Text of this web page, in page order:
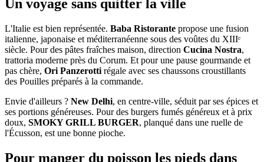
Un voyage sans quitter la ville
L'Italie est bien représentée. Baba Ristorante propose une fusion
italienne, japonaise et méditerranéenne sous des voûtes du XIIIᵉ
siècle. Pour des pâtes fraîches maison, direction Cucina Nostra,
trattoria moderne près du Corum. Et pour une pause gourmande et
pas chère, Ori Panzerotti régale avec ses chaussons croustillants
des Pouilles préparés à la commande.
Envie d'ailleurs ? New Delhi, en centre-ville, séduit par ses épices et
ses portions généreuses. Pour des burgers fumés généreux et à prix
doux, SMOKY GRILL BURGER, planqué dans une ruelle de
l'Écusson, est une bonne pioche.
Pour manger du poisson les pieds dans